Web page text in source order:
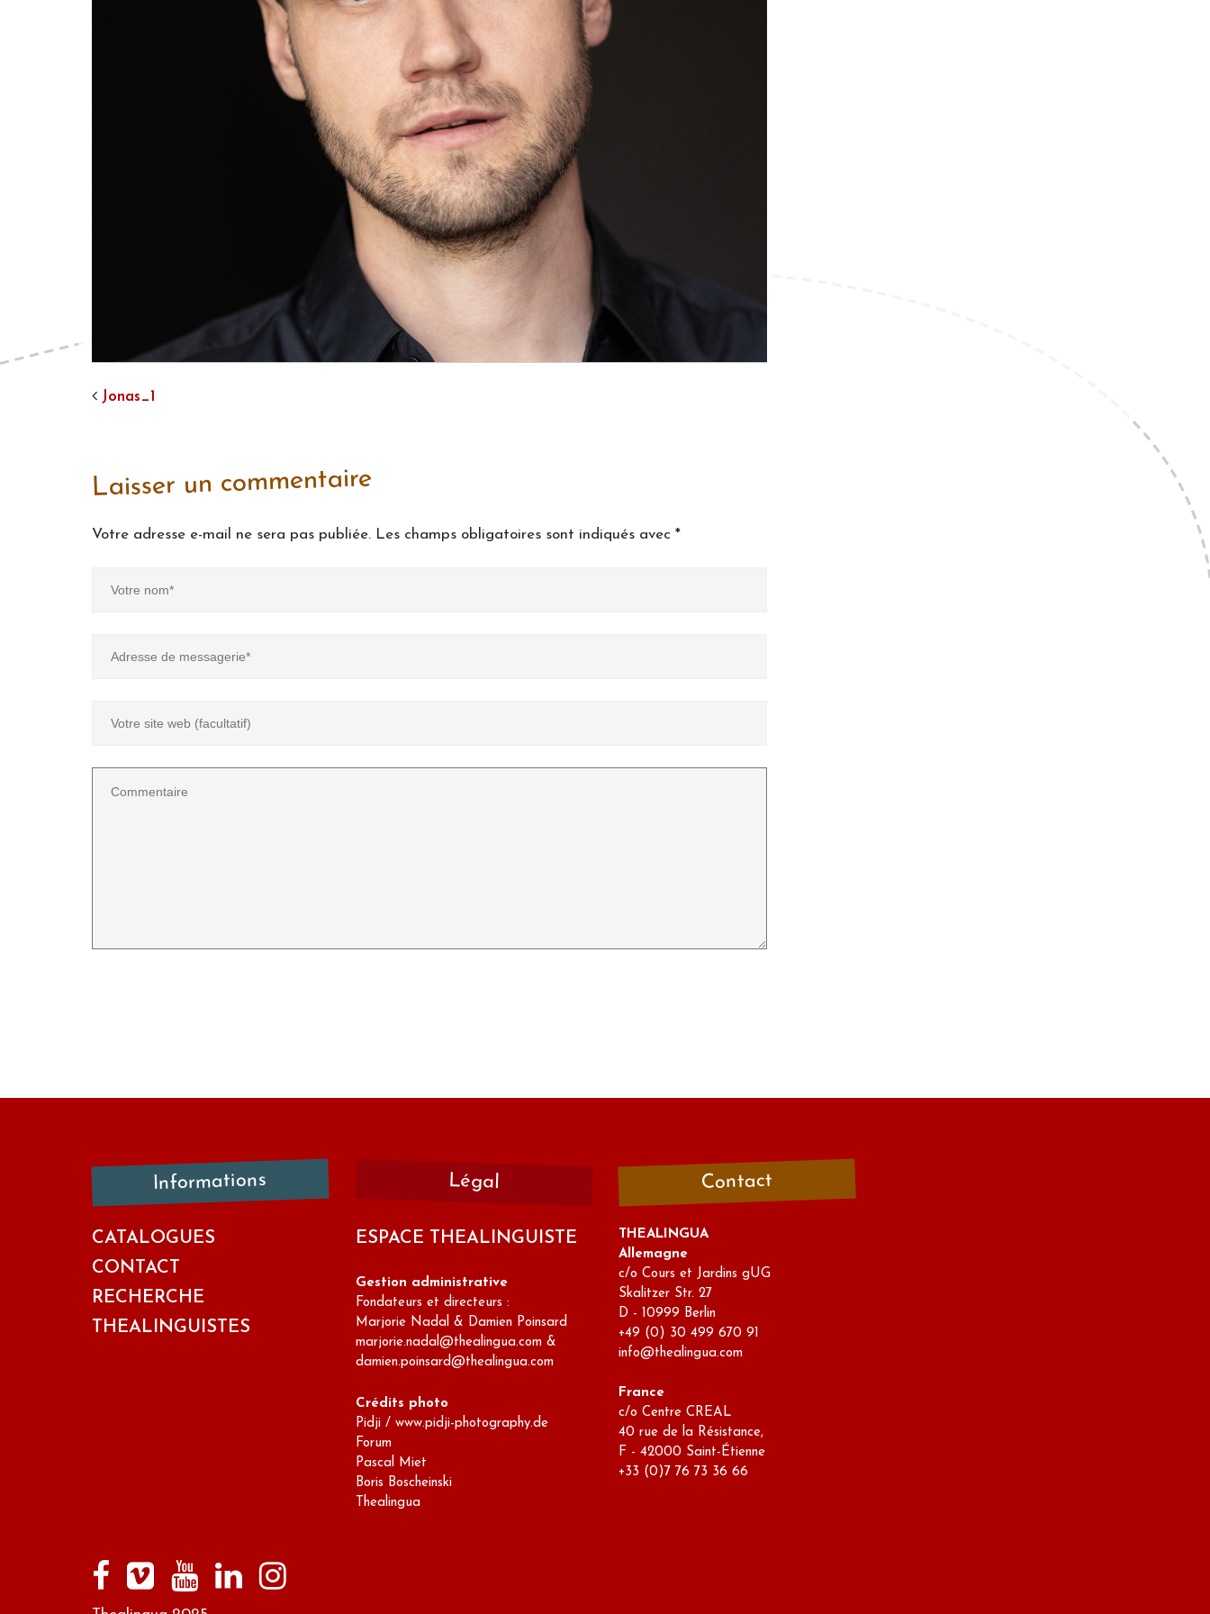
Jonas_1
Laisser un commentaire
Votre adresse e-mail ne sera pas publiée. Les champs obligatoires sont indiqués avec *
Informations
CATALOGUES
CONTACT
RECHERCHE
THEALINGUISTES
Légal
ESPACE THEALINGUISTE
Gestion administrative
Fondateurs et directeurs :
Marjorie Nadal & Damien Poinsard
marjorie.nadal@thealingua.com &
damien.poinsard@thealingua.com
Crédits photo
Pidji / www.pidji-photography.de
Forum
Pascal Miet
Boris Boscheinski
Thealingua
Contact
THEALINGUA
Allemagne
c/o Cours et Jardins gUG
Skalitzer Str. 27
D - 10999 Berlin
+49 (0) 30 499 670 91
info@thealingua.com
France
c/o Centre CREAL
40 rue de la Résistance,
F - 42000 Saint-Étienne
+33 (0)7 76 73 36 66